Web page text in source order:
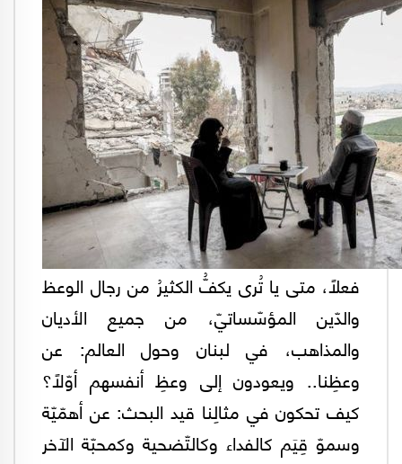
فعلاً، متى يا تُرى يكفُّ الكثيرُ من رجال الوعظ
والدّين المؤسّساتيّ، من جميع الأديان
والمذاهب، في لبنان وحول العالم: عن
وعظِنا.. ويعودون إلى وعظِ أنفسهم أوّلاً؟
كيف تحكون في مثالِنا قيد البحث: عن أهمّيّة
وسموّ قِيَم كالفداء وكالتّضحية وكمحبّة الآخر